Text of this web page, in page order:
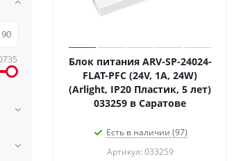
Блок питания ARV-SP-24024-
FLAT-PFC (24V, 1A, 24W)
(Arlight, IP20 Пластик, 5 лет)
033259 в Саратове
Есть в наличии (97)
Артикул: 033259